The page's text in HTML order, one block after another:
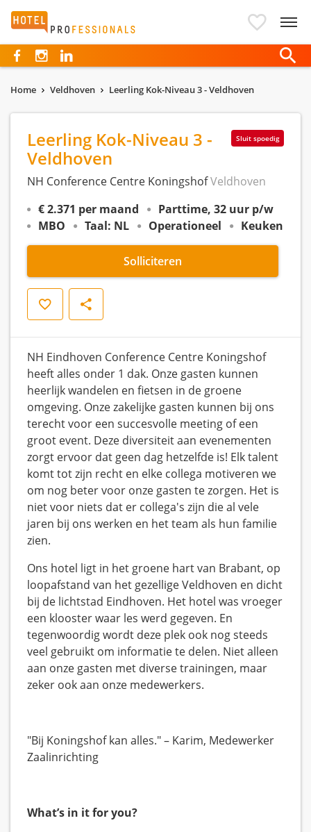
Hotelprofessionals
Home Veldhoven Leerling Kok-Niveau 3 - Veldhoven
Sluit spoedig
Leerling Kok-Niveau 3 -
Veldhoven
NH Conference Centre KoningshofVeldhoven
€ 2.371 per maand
Parttime, 32 uur p/w
MBO
Taal: NL Operationeel Keuken
Solliciteren
Opslaan Delen
NH Eindhoven Conference Centre Koningshof
heeft alles onder 1 dak. Onze gasten kunnen
heerlijk wandelen en fietsen in de groene
omgeving. Onze zakelijke gasten kunnen bij ons
terecht voor een succesvolle meeting of een
groot event. Deze diversiteit aan evenementen
zorgt ervoor dat geen dag hetzelfde is! Elk talent
komt tot zijn recht en elke collega motiveren we
om nog beter voor onze gasten te zorgen. Het is
niet voor niets dat er collega's zijn die al vele
jaren bij ons werken en het team als hun familie
zien.
Ons hotel ligt in het groene hart van Brabant, op
loopafstand van het gezellige Veldhoven en dicht
bij de lichtstad Eindhoven. Het hotel was vroeger
een klooster waar les werd gegeven. En
tegenwoordig wordt deze plek ook nog steeds
veel gebruikt om informatie te delen. Niet alleen
aan onze gasten met diverse trainingen, maar
zeker ook aan onze medewerkers.
"Bij Koningshof kan alles." – Karim, Medewerker
Zaalinrichting
What’s in it for you?